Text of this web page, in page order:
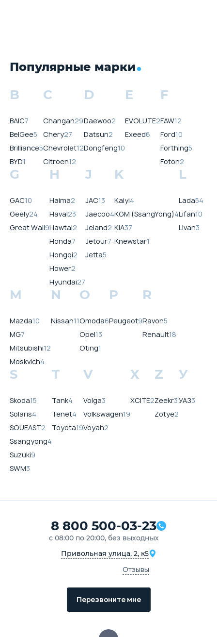
Популярные марки
B
BAIC7
BelGee5
Brilliance5
BYD1
C
Changan29
Chery27
Chevrolet12
Citroen12
D
Daewoo2
Datsun2
Dongfeng10
E
EVOLUTE2
Exeed6
F
FAW12
Ford10
Forthing5
Foton2
G
GAC10
Geely24
Great Wall9
H
Haima2
Haval23
Hawtai2
Honda7
Hongqi2
Hower2
Hyundai27
J
JAC13
Jaecoo4
Jeland2
Jetour7
Jetta5
K
Kaiyi4
KGM (SsangYong)4
KIA37
Knewstar1
L
Lada54
Lifan10
Livan3
M
Mazda10
MG7
Mitsubishi12
Moskvich4
N
Nissan11
O
Omoda6
Opel13
Oting1
P
Peugeot9
R
Ravon5
Renault18
S
Skoda15
Solaris4
SOUEAST2
Ssangyong4
Suzuki9
SWM3
T
Tank4
Tenet4
Toyota19
V
Volga3
Volkswagen19
Voyah2
X
XCITE2
Z
Zeekr3
Zotye2
У
УАЗ3
8 800 500-03-23
с 08:00 по 20:00, без выходных
Привольная улица, 2, к5
Отзывы
Перезвоните мне